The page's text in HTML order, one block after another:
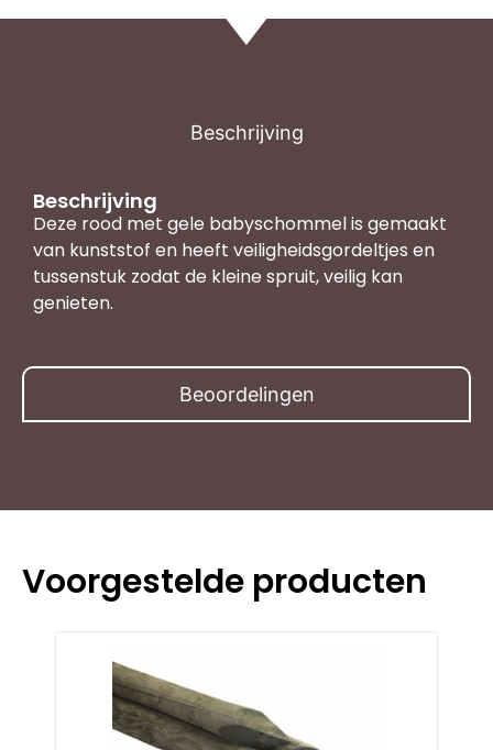
Beschrijving
Beoordelingen
Beschrijving
Deze rood met gele babyschommel is gemaakt
van kunststof en heeft veiligheidsgordeltjes en
tussenstuk zodat de kleine spruit, veilig kan
genieten.
Voorgestelde producten